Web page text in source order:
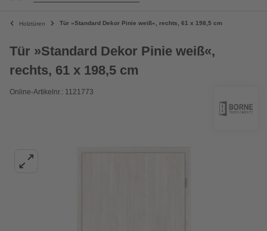
Holztüren Tür »Standard Dekor Pinie weiß«, rechts, 61 x 198,5 cm
Tür »Standard Dekor Pinie weiß«,
rechts, 61 x 198,5 cm
Online-Artikelnr.: 1121773